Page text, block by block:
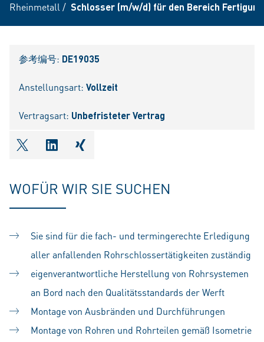
Rheinmetall / Schlosser (m/w/d) für den Bereich
参考编号: DE19035
Anstellungsart: Vollzeit
Vertragsart: Unbefristeter Vertrag
shareOntwitter
shareOnlinkedIn
shareOnxing
WOFÜR WIR SIE SUCHEN
Sie sind für die fach- und termingerechte Erledigung
aller anfallenden Rohrschlossertätigkeiten zuständig
eigenverantwortliche Herstellung von Rohrsystemen
an Bord nach den Qualitätsstandards der Werft
Montage von Ausbränden und Durchführungen
Montage von Rohren und Rohrteilen gemäß Isometrie